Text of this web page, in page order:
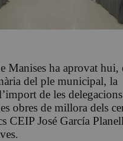
Manises ha aprovat hui,
del ple municipal, la
de les
obres de millora dels
CEIP José García